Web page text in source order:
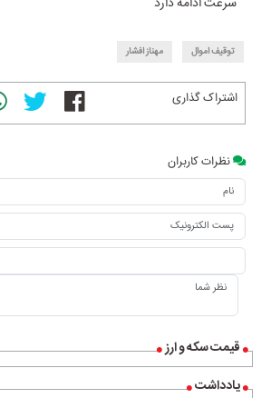
قیمت سکه و ارز
یادداشت
توقیف اموال مهناز افشار
اشتراک گذاری
نظرات کاربران